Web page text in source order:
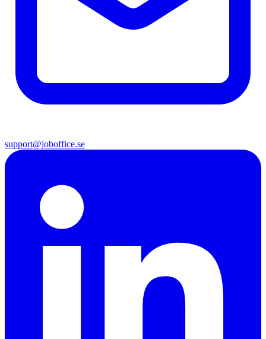
support@joboffice.se